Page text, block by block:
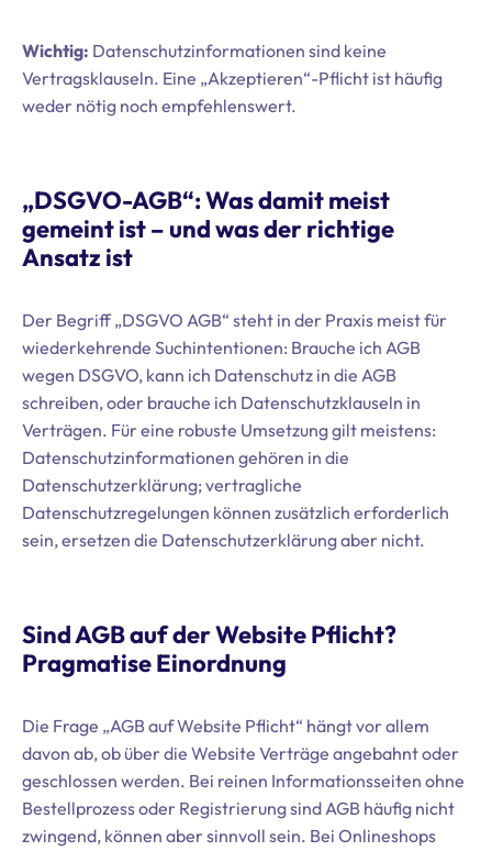
Wichtig: Datenschutzinformationen sind keine
Vertragsklauseln. Eine „Akzeptieren“-Pflicht ist häufig
weder nötig noch empfehlenswert.
„DSGVO-AGB“: Was damit meist
gemeint ist – und was der richtige
Ansatz ist
Der Begriff „DSGVO AGB“ steht in der Praxis meist für
wiederkehrende Suchintentionen: Brauche ich AGB
wegen DSGVO, kann ich Datenschutz in die AGB
schreiben, oder brauche ich Datenschutzklauseln in
Verträgen. Für eine robuste Umsetzung gilt meistens:
Datenschutzinformationen gehören in die
Datenschutzerklärung; vertragliche
Datenschutzregelungen können zusätzlich erforderlich
sein, ersetzen die Datenschutzerklärung aber nicht.
Sind AGB auf der Website Pflicht?
Pragmatise Einordnung
Die Frage „AGB auf Website Pflicht“ hängt vor allem
davon ab, ob über die Website Verträge angebahnt oder
geschlossen werden. Bei reinen Informationsseiten ohne
Bestellprozess oder Registrierung sind AGB häufig nicht
zwingend, können aber sinnvoll sein. Bei Onlineshops